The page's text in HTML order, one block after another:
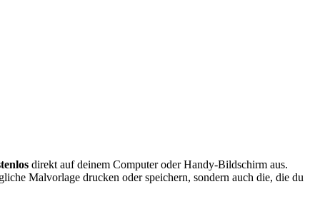
direkt auf deinem Computer oder Handy-Bildschirm aus.
Malvorlage drucken oder speichern, sondern auch die, die du